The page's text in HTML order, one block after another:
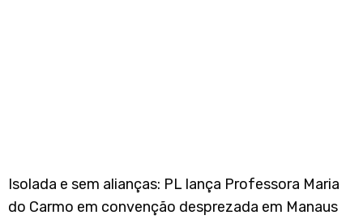
Isolada e sem alianças: PL lança Professora Maria
do Carmo em convenção desprezada em Manaus